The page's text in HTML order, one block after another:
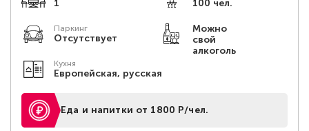
1 100 чел.
Паркинг
Отсутствует
Можно
свой
алкоголь
Кухня
Европейская, русская
Еда и напитки от 1800 Р/чел.